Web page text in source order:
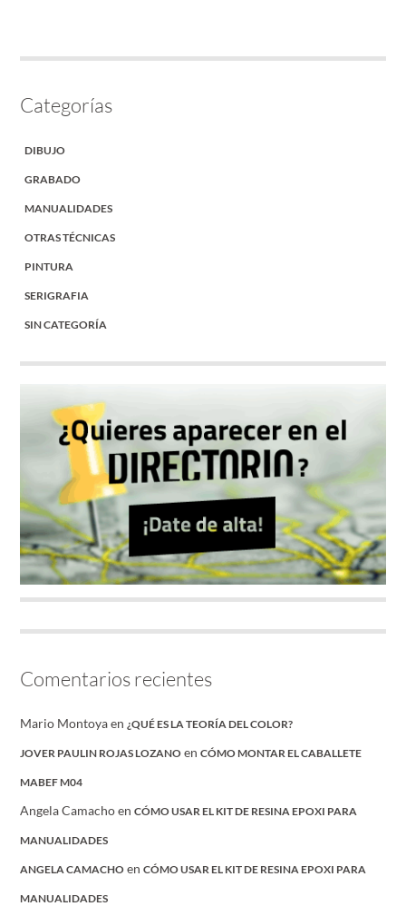
Categorías
DIBUJO
GRABADO
MANUALIDADES
OTRAS TÉCNICAS
PINTURA
SERIGRAFIA
SIN CATEGORÍA
Comentarios recientes
Mario Montoyaen ¿QUÉ ES LA TEORÍA DEL COLOR?
JOVER PAULIN ROJAS LOZANO enCÓMO MONTAR EL CABALLETE
MABEF M04
Angela CamachoenCÓMO USAR EL KIT DE RESINA EPOXI PARA
MANUALIDADES
ANGELA CAMACHO enCÓMO USAR EL KIT DE RESINA EPOXI PARA
MANUALIDADES